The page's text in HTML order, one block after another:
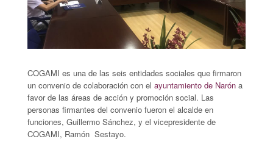
COGAMI es una de las seis entidades sociales que firmaron
un convenio de colaboración con el ayuntamiento de Narón a
favor de las áreas de acción y promoción social. Las
personas firmantes del convenio fueron el alcalde en
funciones, Guillermo Sánchez, y el vicepresidente de
COGAMI, Ramón Sestayo.